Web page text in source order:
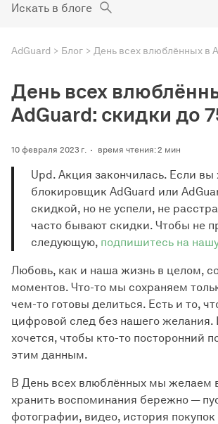
Искать в блоге
AdGuard Блог
День всех
AdGuard: скидки до
10 февраля 2023 г. время чтения: 2 мин
Upd. Акция закончилась. Если вы
блокировщик AdGuard или
скидкой, но не успели, не
часто бывают скидки. Чтобы не
следующую, подпишитесь на
Любовь, как и наша жизнь в целом,
моментов. Что-то мы сохраняем
чем-то готовы делиться. Есть и то,
цифровой след без нашего желания.
хочется, чтобы кто-то посторонний
этим данным.
В День всех влюблённых мы желаем
хранить воспоминания бережно —
фотографии, видео, история покупок